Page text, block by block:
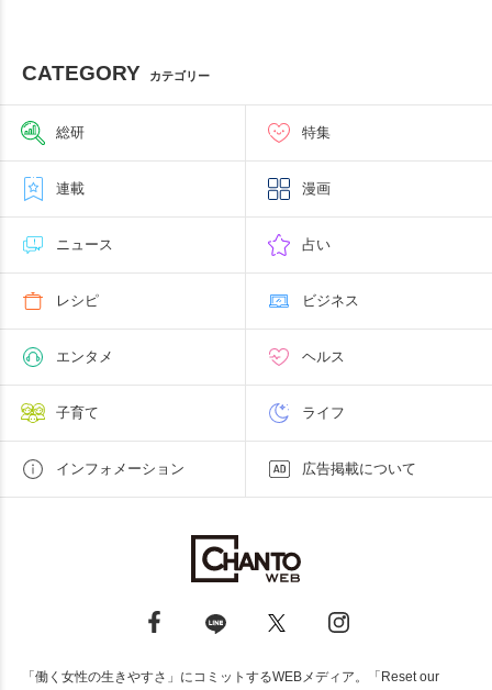
CATEGORY カテゴリー
総研 特集
連載 漫画
ニュース 占い
レシピ ビジネス
エンタメ ヘルス
子育て ライフ
インフォメーション 広告掲載について
「働く女性の生きやすさ」にコミットするWEBメディア。「Reset our